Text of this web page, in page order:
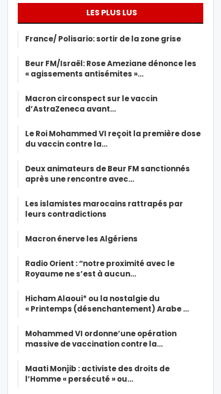
LES PLUS LUS
France/ Polisario: sortir de la zone grise
Beur FM/Israël: Rose Ameziane dénonce les
« agissements antisémites »…
Macron circonspect sur le vaccin
d’AstraZeneca avant…
Le Roi Mohammed VI reçoit la première dose
du vaccin contre la…
Deux animateurs de Beur FM sanctionnés
après une rencontre avec…
Les islamistes marocains rattrapés par
leurs contradictions
Macron énerve les Algériens
Radio Orient : “notre proximité avec le
Royaume ne s’est à aucun…
Hicham Alaoui* ou la nostalgie du
« Printemps (désenchantement) Arabe …
Mohammed VI ordonne’une opération
massive de vaccination contre la…
Maati Monjib : activiste des droits de
l’Homme « persécuté » ou…